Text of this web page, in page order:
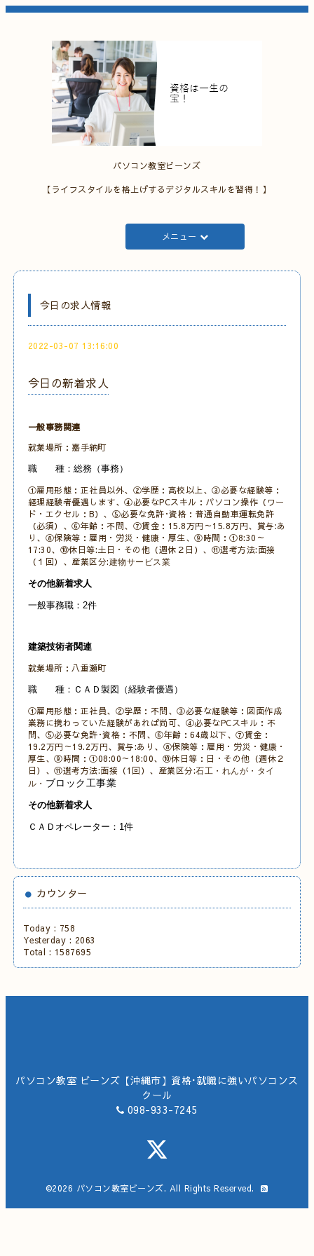
パソコン教室ビーンズ
【ライフスタイルを格上げするデジタルスキルを習得！】
メニュー
今日の求人情報
2022-03-07 13:16:00
今日の新着求人
一般事務関連
就業場所：嘉手納町
職 種：総務（事務）
①雇用形態：正社員以外、②学歴：高校以上、③必要な経験等：
経理経験者優遇します、④必要なPCスキル：パソコン操作（ワー
ド・エクセル：B）、⑤必要な免許･資格：普通自動車運転免許
（必須）、⑥年齢：不問、⑦賃金：15.8万円～15.8万円、賞与:あ
り、⑧保険等：雇用・労災・健康・厚生、⑨時間：①8:30～
17:30、⑩休日等:土日・その他（週休２日）、⑪選考方法:面接
（１回）、産業区分:建物サービス業
その他新着求人
一般事務職：2件
建築技術者関連
就業場所：八重瀬町
職 種：ＣＡＤ製図（経験者優遇）
①雇用形態：正社員、②学歴：不問、③必要な経験等：図面作成
業務に携わっていた経験があれば尚可、④必要なPCスキル：不
問、 ⑤必要な免許･資格：不問、⑥年齢：64歳以下、⑦賃金：
19.2万円～19.2万円、賞与:あり、⑧保険等：雇用・労災・健康・
厚生、⑨時間：①08:00～18:00、⑩休日等：日・その他 （週休２
日）、⑪選考方法:面接（1回）、産業区分:石工・れんが・タイ
ル・ ブロック工事業
その他新着求人
ＣＡＤオペレーター：1件
カウンター
Today : 758
Yesterday : 2063
Total : 1587695
パソコン教室 ビーンズ【沖縄市】資格･就職に強いパソコンス
クール
098-933-7245
©2026 パソコン教室ビーンズ. All Rights Reserved.